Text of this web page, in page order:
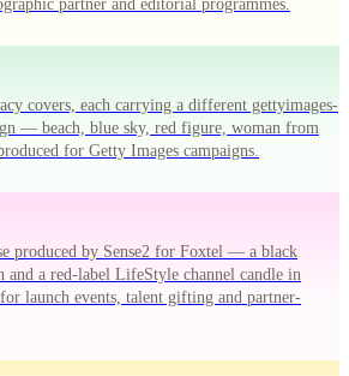
partner and editorial programmes.
covers, each carrying a different gettyimages-
— beach, blue sky, red figure, woman from
for Getty Images campaigns.
produced by Sense2 for Foxtel — a black
a red-label LifeStyle channel candle in
launch events, talent gifting and partner-